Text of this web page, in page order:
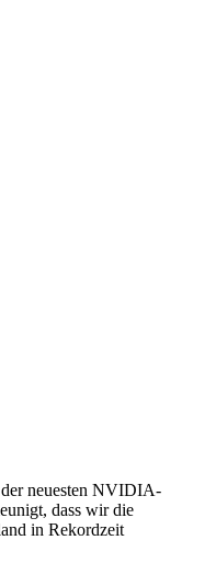
neuesten NVIDIA-
dass wir die
in Rekordzeit